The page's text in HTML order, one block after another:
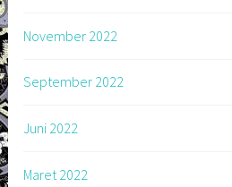
November 2022
September 2022
Juni 2022
Maret 2022